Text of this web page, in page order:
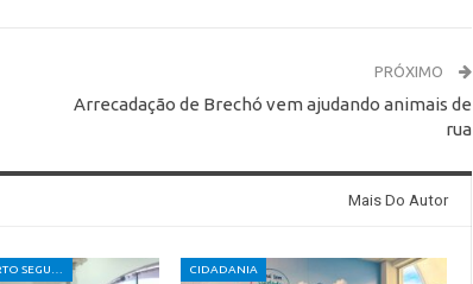
PRÓXIMO
Arrecadação de Brechó vem ajudando animais de
rua
Mais Do Autor
CIDADANIA